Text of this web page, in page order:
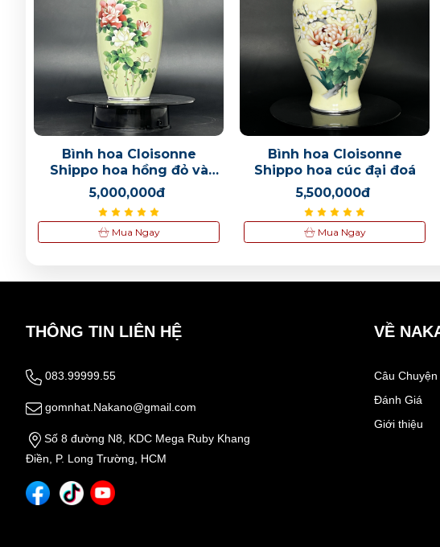
Bình hoa Cloisonne
Shippo hoa hồng đỏ và
hồng trắng
5,000,000đ
Mua Ngay
Bình hoa Cloisonne
Shippo hoa cúc đại đoá
5,500,000đ
Mua Ngay
THÔNG TIN LIÊN HỆ
083.99999.55
gomnhat.Nakano@gmail.com
Số 8 đường N8, KDC Mega Ruby Khang
Điền, P. Long Trường, HCM
VỀ
Câu Chuyện
Đánh Giá
Giới thiệu